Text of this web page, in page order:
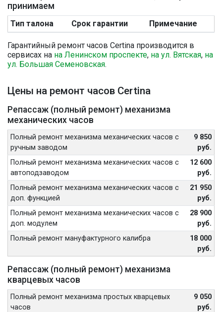
принимаем
Тип талона Срок гарантии Примечание
Гарантийный ремонт часов Certina производится в
сервисах на на Ленинском проспекте, на ул. Вятская, на
ул. Большая Семеновская.
Цены на ремонт часов Certina
Репассаж (полный ремонт) механизма
механических часов
Полный ремонт механизма механических часов с
ручным заводом
9 850
руб.
Полный ремонт механизма механических часов с
автоподзаводом
12 600
руб.
Полный ремонт механизма механических часов с
доп. функцией
21 950
руб.
Полный ремонт механизма механических часов с
доп. модулем
28 900
руб.
Полный ремонт мануфактурного калибра
18 000
руб.
Репассаж (полный ремонт) механизма
кварцевых часов
Полный ремонт механизма простых кварцевых
часов
9 050
руб.